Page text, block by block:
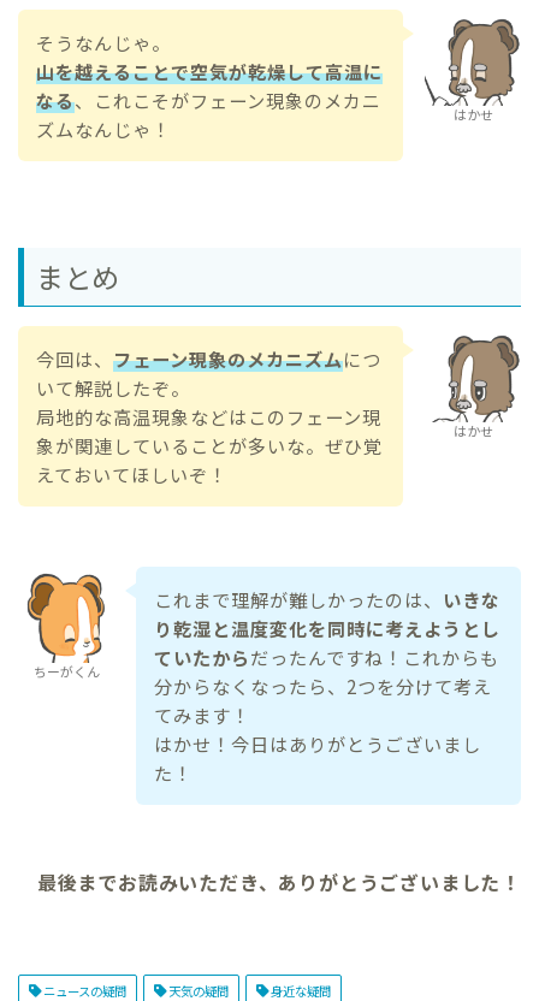
はかせ
そうなんじゃ。
山を越えることで空気が乾燥して高温に
なる、これこそがフェーン現象のメカニ
ズムなんじゃ！
まとめ
はかせ
今回は、 フェーン現象のメカニズムにつ
いて解説したぞ。
局地的な高温現象などはこのフェーン現
象が関連していることが多いな。ぜひ覚
えておいてほしいぞ！
ちーがくん
これまで理解が難しかったのは、
いきな
り乾湿と温度変化を同時に考えようとし
ていたからだったんですね！これからも
分からなくなったら、2つを分けて考え
てみます！
はかせ！今日はありがとうございまし
た！
最後までお読みいただき、ありがとうございました！
ニュースの疑問 天気の疑問 身近な疑問